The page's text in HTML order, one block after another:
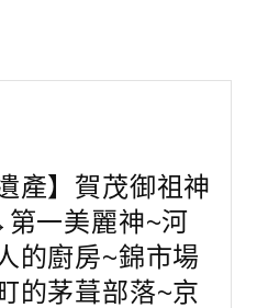
產】賀茂御祖神
一美麗神~河
的廚房~錦市場
的茅葺部落~京